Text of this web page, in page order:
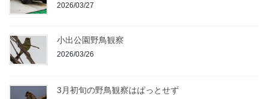
2026/03/27
小出公園野鳥観察
2026/03/26
3月初旬の野鳥観察はぱっとせず